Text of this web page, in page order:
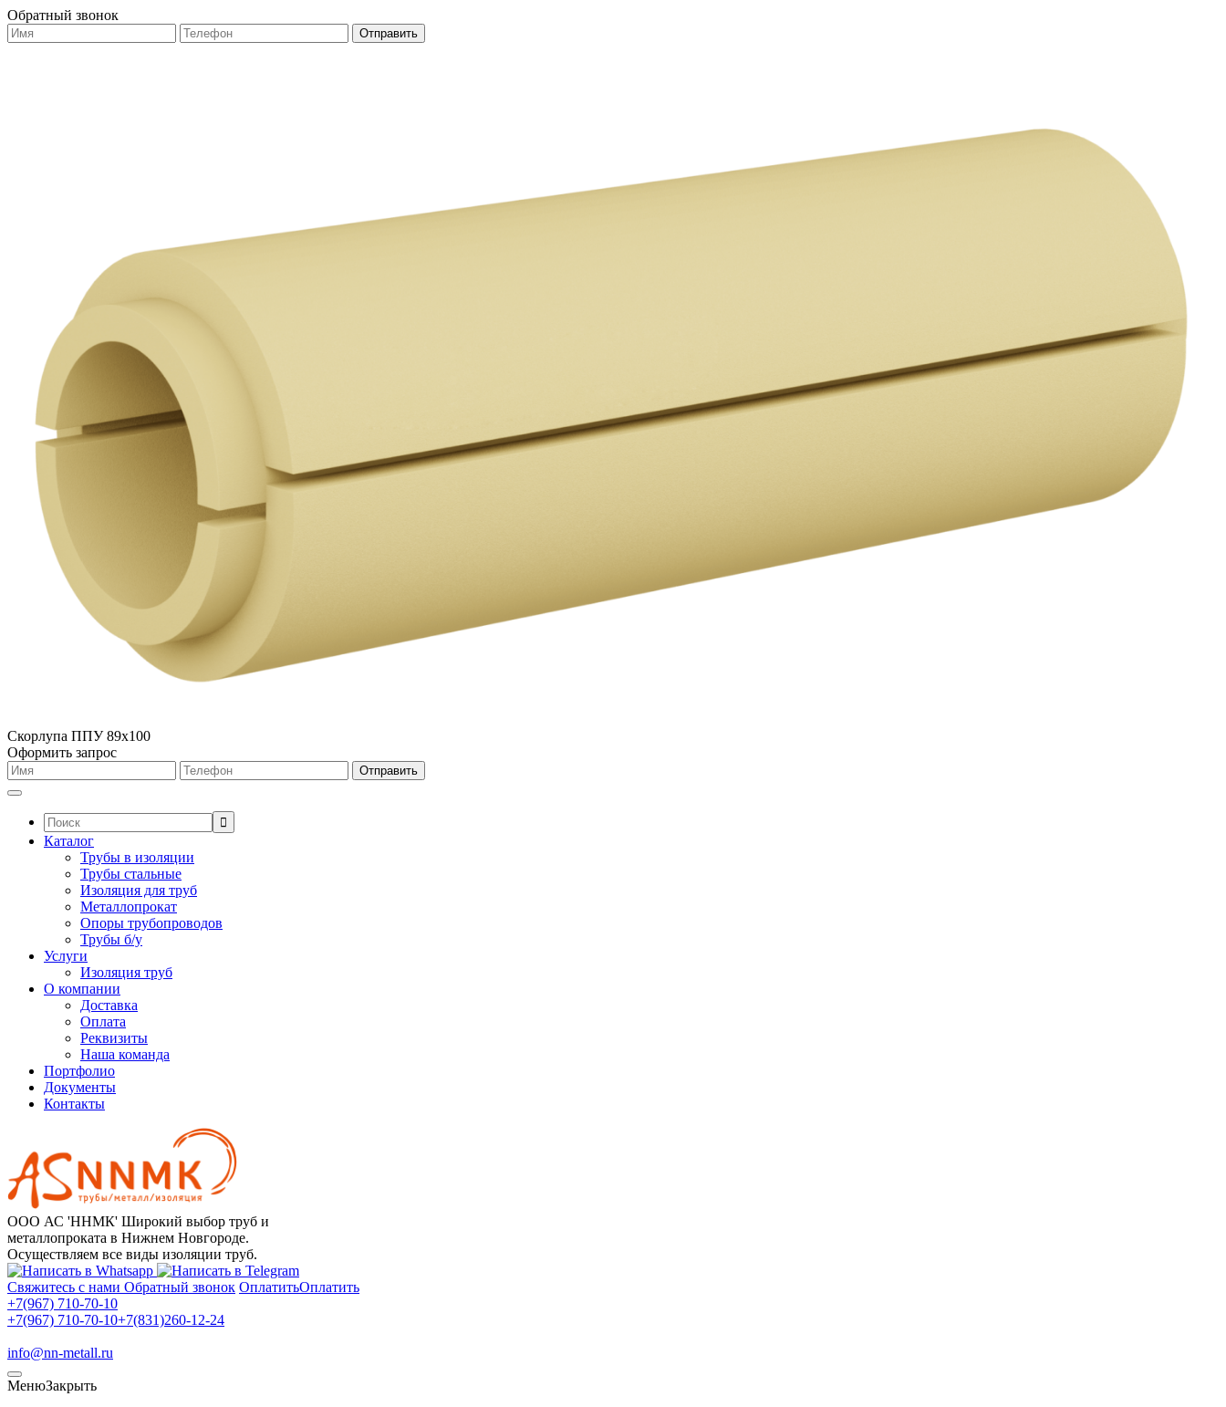
Обратный звонок
Скорлупа ППУ 89х100
Оформить запрос
Поиск:
Каталог
Трубы в изоляции
Трубы стальные
Изоляция для труб
Металлопрокат
Опоры трубопроводов
Трубы б/у
Услуги
Изоляция труб
О компании
Доставка
Оплата
Реквизиты
Наша команда
Портфолио
Документы
Контакты
ООО АС 'ННМК' Широкий выбор труб и
металлопроката в Нижнем Новгороде.
Осуществляем все виды изоляции труб.
Свяжитесь с нами Обратный звонок ОплатитьОплатить
+7(967) 710-70-10
+7(967) 710-70-10+7(831)260-12-24
info@nn-metall.ru
МенюЗакрыть